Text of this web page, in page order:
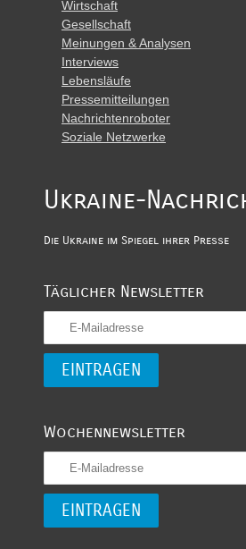
Wirtschaft
Gesellschaft
Meinungen & Analysen
Interviews
Lebensläufe
Pressemitteilungen
Nachrichtenroboter
Soziale Netzwerke
Ukraine-
Die Ukraine im Spiegel ihrer Presse
Täglicher Newsletter
Wochennewsletter